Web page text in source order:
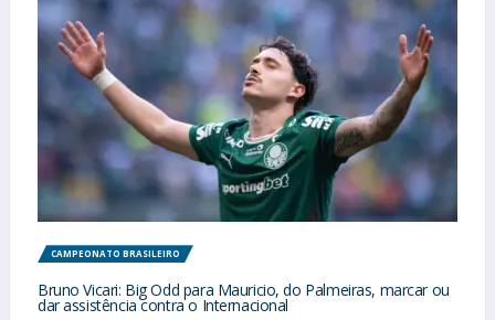
CAMPEONATO BRASILEIRO
Bruno Vicari: Big Odd para Mauricio, do Palmeiras, marcar ou
dar assistência contra o Internacional